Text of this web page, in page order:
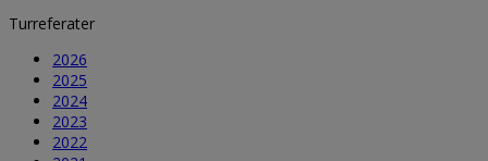
Turreferater
2026
2025
2024
2023
2022